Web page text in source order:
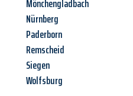
Mönchengladbach
Nürnberg
Paderborn
Remscheid
Siegen
Wolfsburg